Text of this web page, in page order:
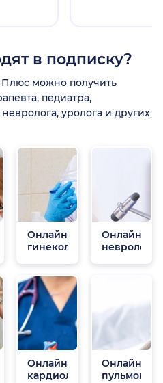
в подписку?
можно получить
педиатра,
уролога и других
Онлайн
гинекологи
Онлайн
неврологи
Онлайн
кардиологи
Онлайн